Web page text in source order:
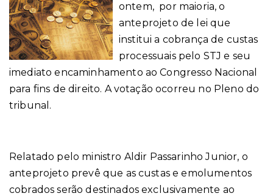
ontem, por maioria, o
anteprojeto de lei que
institui a cobrança de custas
processuais pelo STJ e seu
imediato encaminhamento ao Congresso Nacional
para fins de direito. A votação ocorreu no Pleno do
tribunal.
Relatado pelo ministro Aldir Passarinho Junior, o
anteprojeto prevê que as custas e emolumentos
cobrados serão destinados exclusivamente ao